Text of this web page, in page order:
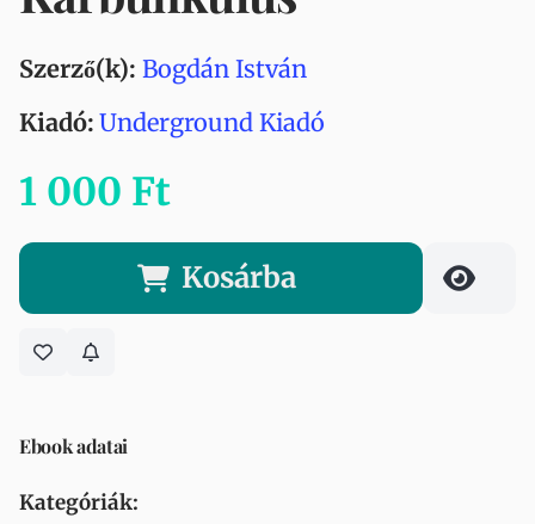
Szerző(k): Bogdán István
Kiadó: Underground Kiadó
1 000 Ft
Kosárba
Ebook adatai
Kategóriák: